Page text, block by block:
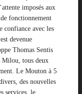
imposés aux
fonctionnement
confiance avec les
devenue
Thomas Sentis
Milou, tous deux
Le Mouton à 5
des nouvelles
services, le